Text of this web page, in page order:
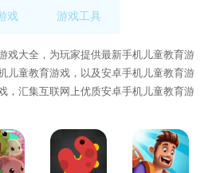
戏
游戏工具
戏大全，为玩家提供最新手机儿童教育游
儿童教育游戏，以及安卓手机儿童教育游
，汇集互联网上优质安卓手机儿童教育游